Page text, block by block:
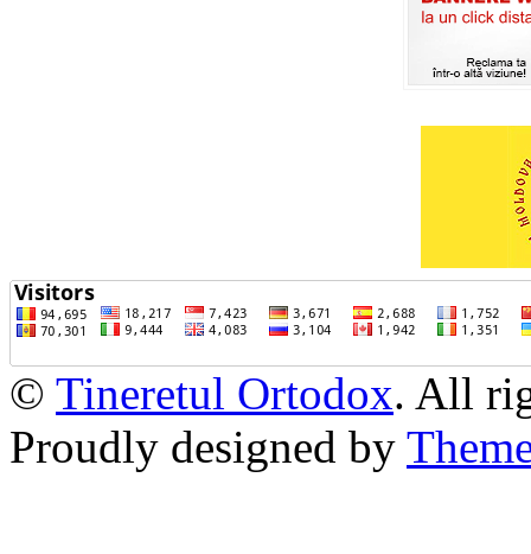
© Tineretul Ortodox. All
Proudly designed by